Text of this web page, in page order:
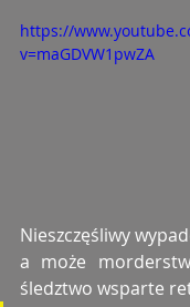
https://
v=maGDVW1pwZA
Nieszczęśliwy
a może
śledztwo wsparte